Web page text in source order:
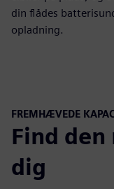
din flådes
opladning.
FREMHÆVEDE
Find
dig